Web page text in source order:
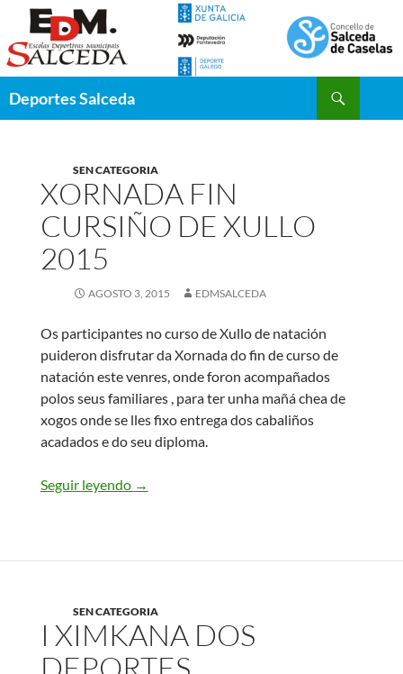
Saltar
contenido
Deportes Salceda
SEN CATEGORIA
XORNADA FIN
CURSIÑO DE XULLO
2015
AGOSTO 3, 2015 EDMSALCEDA
Os participantes no curso de Xullo de natación
puideron disfrutar da Xornada do fin de curso de
natación este venres, onde foron acompañados
polos seus familiares , para ter unha mañá chea de
xogos onde se lles fixo entrega dos cabaliños
acadados e do seu diploma.
Seguir leyendo Xornada fin cursiño de xullo 2015
→
SEN CATEGORIA
I XIMKANA DOS